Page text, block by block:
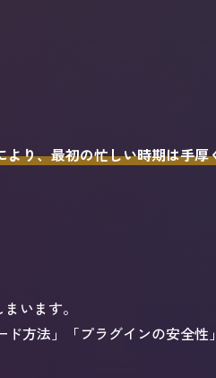
り、最初の忙しい時期は手
います。
方法」「プラグインの安全性